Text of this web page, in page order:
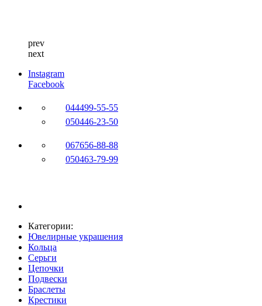
prev
next
Instagram
Facebook
044499-55-55
050446-23-50
067656-88-88
050463-79-99
Категории:
Ювелирные украшения
Кольца
Серьги
Цепочки
Подвески
Браслеты
Крестики